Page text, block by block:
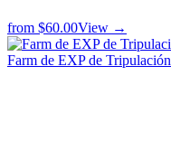
from $60.00View →
Farm de EXP de Tripulación